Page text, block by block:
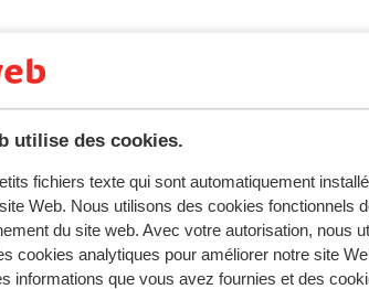
utilise des cookies.
fichiers texte qui sont automatiquement
Web. Nous utilisons des cookies fonctionnels
du site web. Avec votre autorisation, nous
cookies analytiques pour améliorer notre site
informations que vous avez fournies et des
espace avec canapé confortable et d'une
la journée par un petit déjeuner convivial ou
Sika dispose d'une belle hauteur au
dotée d'un canapé
été prévue. Vous passerez à n'en
pour cet hébergement.